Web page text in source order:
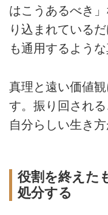
はこうあるべき
り込まれている
も通用するよう
真理と遠い価値
す。振り回される
自分らしい生き
役割を終えた
処分する